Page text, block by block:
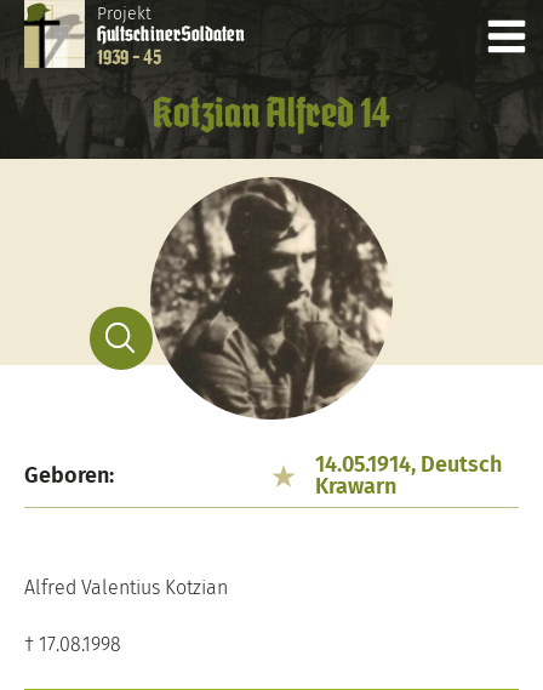
Projekt
HultschinerSoldaten
1939 - 45
Kotzian Alfred 14
Geboren:
14.05.1914, Deutsch
Krawarn
Alfred Valentius Kotzian
† 17.08.1998